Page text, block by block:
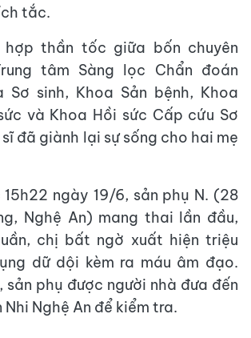
tắc.
hợp thần tốc giữa bốn chuyên
tâm Sàng lọc Chẩn đoán
Sơ sinh, Khoa Sản bệnh, Khoa
và Khoa Hồi sức Cấp cứu Sơ
đã giành lại sự sống cho hai mẹ
ngày 19/6, sản phụ N. (28
Nghệ An) mang thai lần đầu,
chị bất ngờ xuất hiện triệu
dữ dội kèm ra máu âm đạo.
phụ được người nhà đưa đến
Nhi Nghệ An để kiểm tra.